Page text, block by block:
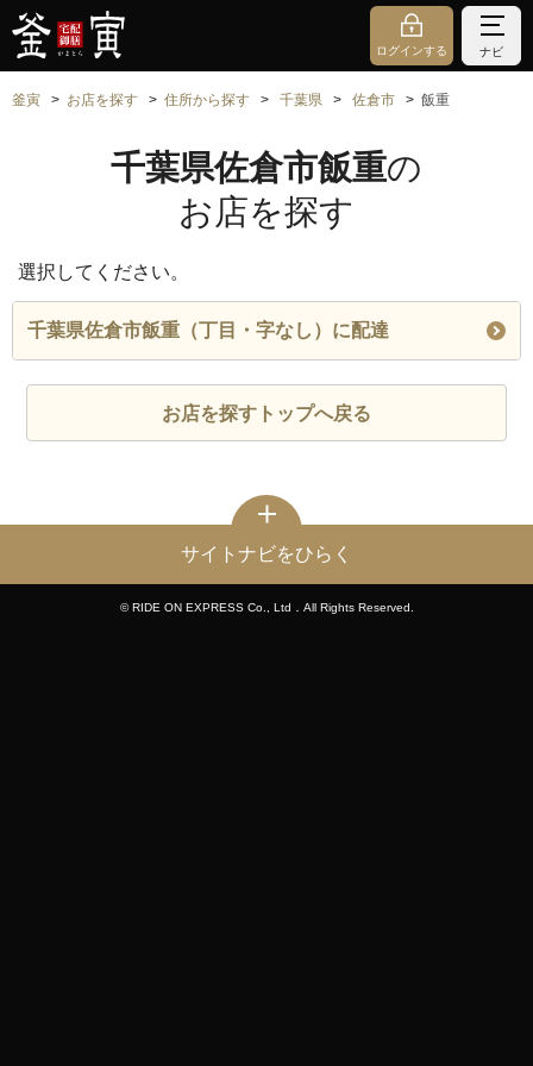
ログインする ナビ
釜寅 お店を探す 住所から探す 千葉県 佐倉市 飯重
千葉県佐倉市飯重の
お店を探す
選択してください。
千葉県佐倉市飯重（丁目・字なし）に配達
お店を探すトップへ戻る
サイトナビをひらく
© RIDE ON EXPRESS Co., Ltd．All Rights Reserved.